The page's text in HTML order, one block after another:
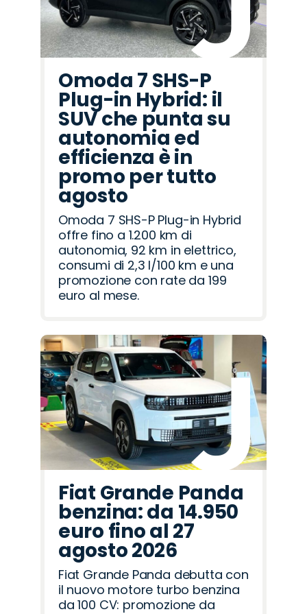
Omoda 7 SHS-P
Plug-in Hybrid: il
SUV che punta su
autonomia ed
efficienza è in
promo per tutto
agosto
Omoda 7 SHS-P Plug-in Hybrid
offre fino a 1.200 km di
autonomia, 92 km in elettrico,
consumi di 2,3 l/100 km e una
promozione con rate da 199
euro al mese.
Fiat Grande Panda
benzina: da 14.950
euro fino al 27
agosto 2026
Fiat Grande Panda debutta con
il nuovo motore turbo benzina
da 100 CV: promozione da